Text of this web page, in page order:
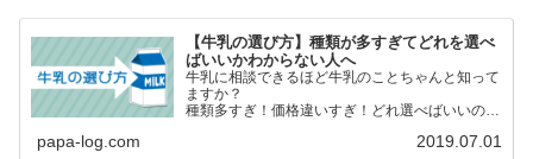
【牛乳の選び方】種類が多すぎてどれを選べ
ばいいかわからない人へ
牛乳に相談できるほど牛乳のことちゃんと知って
ますか？
種類多すぎ！価格違いすぎ！どれ選べばいいの
日々、買い物するものを何となく買うのではなく
papa-log.com 2019.07.01